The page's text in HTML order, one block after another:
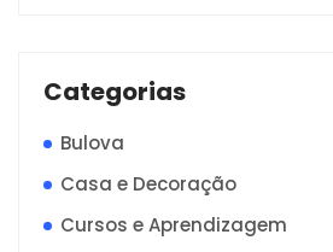
Categorias
Bulova
Casa e Decoração
Cursos e Aprendizagem